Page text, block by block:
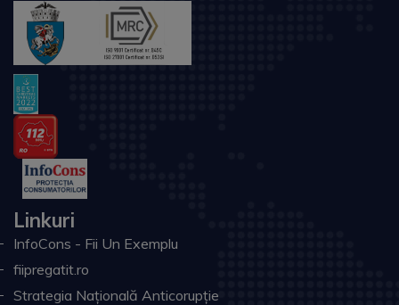
Linkuri
InfoCons - Fii Un Exemplu
fiipregatit.ro
Strategia Națională Anticorupție